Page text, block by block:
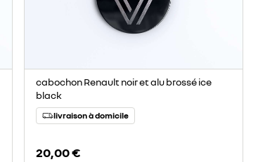
cabochon Renault noir et alu brossé ice
black
livraison à domicile
20,00 €